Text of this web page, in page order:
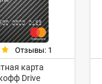
Отзывы: 1
карта
Drive